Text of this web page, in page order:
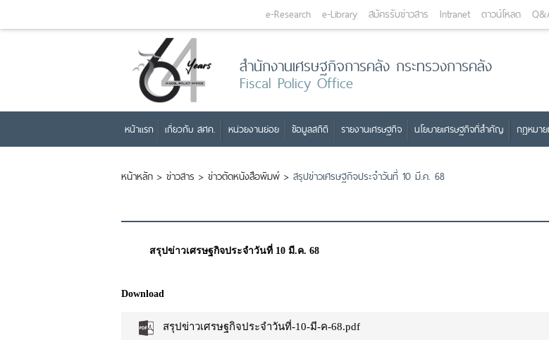
e-Research e-Library สมัครรับข่าวสาร Intranet ดาวน์โหลด
สำนักงานเศรษฐกิจการคลัง กระทรวงการคลัง
Fiscal Policy Office
หน้าแรก เกี่ยวกับ สศค. หน่วยงานย่อย ข้อมูลสถิติ รายงานเศรษฐกิจ นโยบายเศรษฐกิจที่สำคัญ กฎหมา
หน้าหลัก > ข่าวสาร > ข่าวตัดหนังสือพิมพ์ > สรุปข่าวเศรษฐกิจประจำวันที่ 10 มี.ค. 68
สรุปข่าวเศรษฐกิจประจำวันที่ 10 มี.ค. 68
Download
สรุปข่าวเศรษฐกิจประจำวันที่-10-มี-ค-68.pdf